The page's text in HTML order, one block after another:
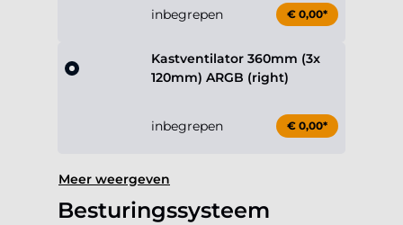
inbegrepen € 0,00*
Kastventilator 360mm (3x
120mm) ARGB (right)
inbegrepen € 0,00*
Meer weergeven
Besturingssysteem